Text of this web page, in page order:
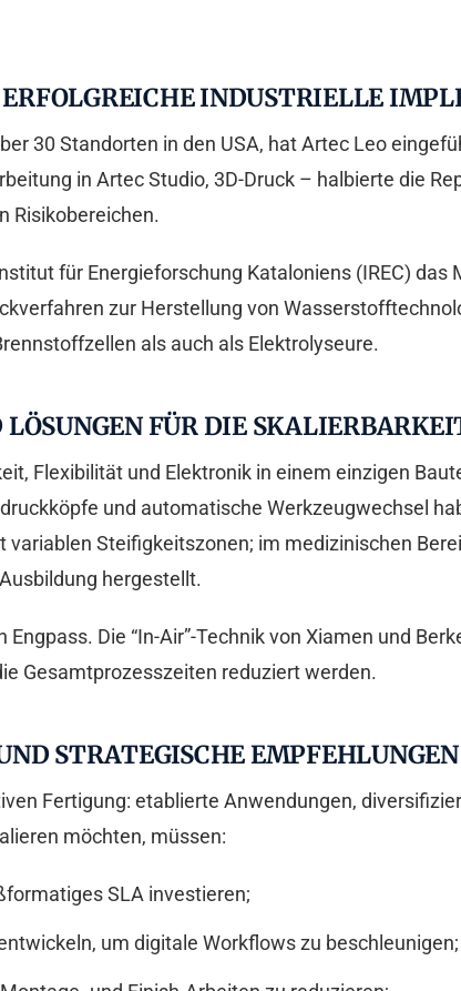
INDUSTRIELLE
30 Standorten in den USA, hat Artec Leo
in Artec Studio, 3D-Druck – halbierte die
Risikobereichen.
für Energieforschung Kataloniens (IREC)
zur Herstellung von
als auch als Elektrolyseure.
FÜR DIE
Flexibilität und Elektronik in einem einzigen
und automatische Werkzeugwechsel
Steifigkeitszonen; im medizinischen
hergestellt.
Die “In-Air”-Technik von Xiamen und
Gesamtprozesszeiten reduziert werden.
STRATEGISCHE EMPFEHLUNGEN
Fertigung: etablierte Anwendungen,
möchten, müssen:
SLA investieren;
um digitale Workflows zu beschleunigen;